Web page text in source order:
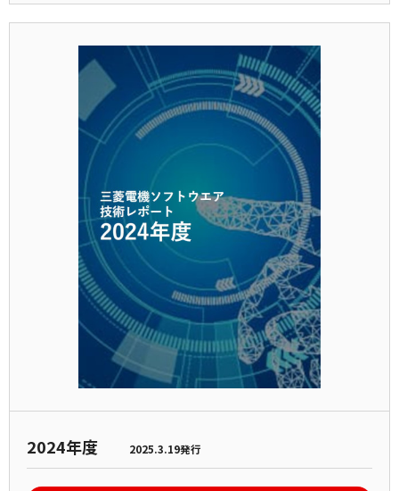
2024年度 2025.3.19発行